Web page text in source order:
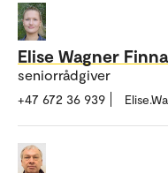
Elise Wagner
seniorrådgiver
+47 672 36 939